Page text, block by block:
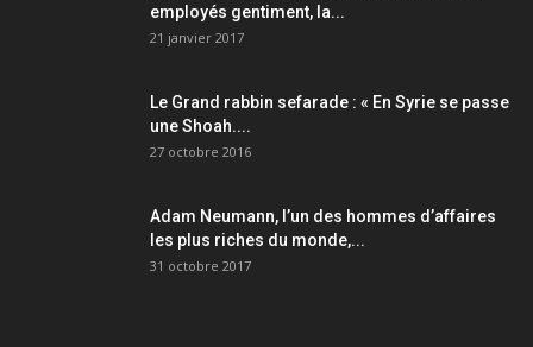
employés gentiment, la...
21 janvier 2017
Le Grand rabbin sefarade : « En Syrie se passe
une Shoah....
27 octobre 2016
Adam Neumann, l’un des hommes d’affaires
les plus riches du monde,...
31 octobre 2017